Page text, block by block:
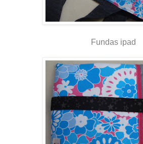
Fundas ipad